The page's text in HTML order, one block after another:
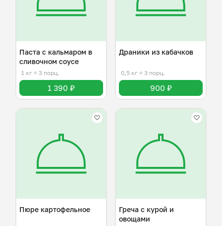
Паста с кальмаром в
сливочном соусе
1 кг ≈ 3 порц.
1 390 ₽
Драники из кабачков
0,5 кг ≈ 3 порц.
900 ₽
Пюре картофельное
Греча с курой и
овощами